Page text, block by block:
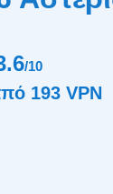
/10
193 VPN